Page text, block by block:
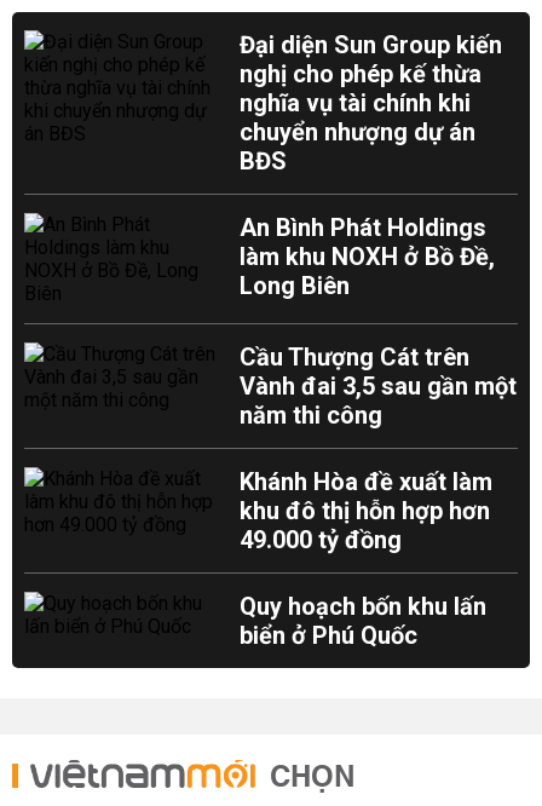
Đại diện Sun Group kiến
nghị cho phép kế thừa
nghĩa vụ tài chính khi
chuyển nhượng dự án
BĐS
An Bình Phát Holdings
làm khu NOXH ở Bồ Đề,
Long Biên
Cầu Thượng Cát trên
Vành đai 3,5 sau gần một
năm thi công
Khánh Hòa đề xuất làm
khu đô thị hỗn hợp hơn
49.000 tỷ đồng
Quy hoạch bốn khu lấn
biển ở Phú Quốc
CHỌN